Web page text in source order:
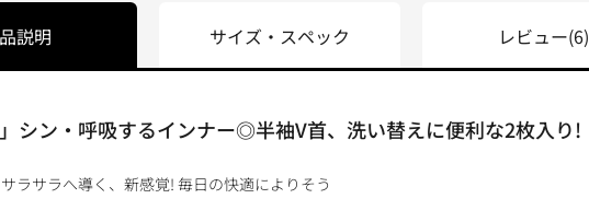
説明
」シン・呼吸するインナー◎半袖V首、洗い替えに便利な2枚入り!
ラサラへ導く、新感覚! 毎日の快適によりそう
サイズ・スペック レビュー(6)